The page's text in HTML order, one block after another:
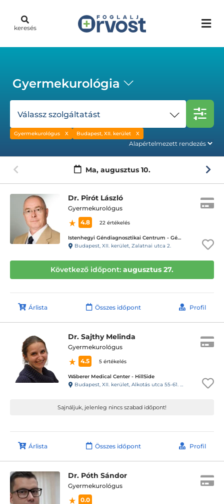
keresés
Gyermekurológia
Válassz szolgáltatást
Gyermekurológus Budapest, XII. kerület
Ma, augusztus 10.
Dr. Pirót László
Gyermekurológus
4.8
22 értékelés
Istenhegyi Géndiagnosztikai Centrum - Géndinó gyermekrendelő
Budapest, XII. kerület, Zalatnai utca 2.
Következő időpont: augusztus 27.
Árlista Összes időpont Profil
Dr. Sajthy Melinda
Gyermekurológus
4.5
5 értékelés
Wáberer Medical Center - HillSide
Budapest, XII. kerület, Alkotás utca 55-61. Hillside
Sajnáljuk, jelenleg nincs szabad időpont!
Árlista Összes időpont Profil
Dr. Póth Sándor
Gyermekurológus
0.0